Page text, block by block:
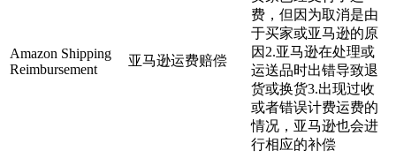
Amazon Shipping
Reimbursement
亚马逊运费赔偿
费，但因为取消是由
于买家或亚马逊的原
因2.亚马逊在处理或
运送品时出错导致退
货或换货3.出现过收
或者错误计费运费的
情况，亚马逊也会进
行相应的补偿